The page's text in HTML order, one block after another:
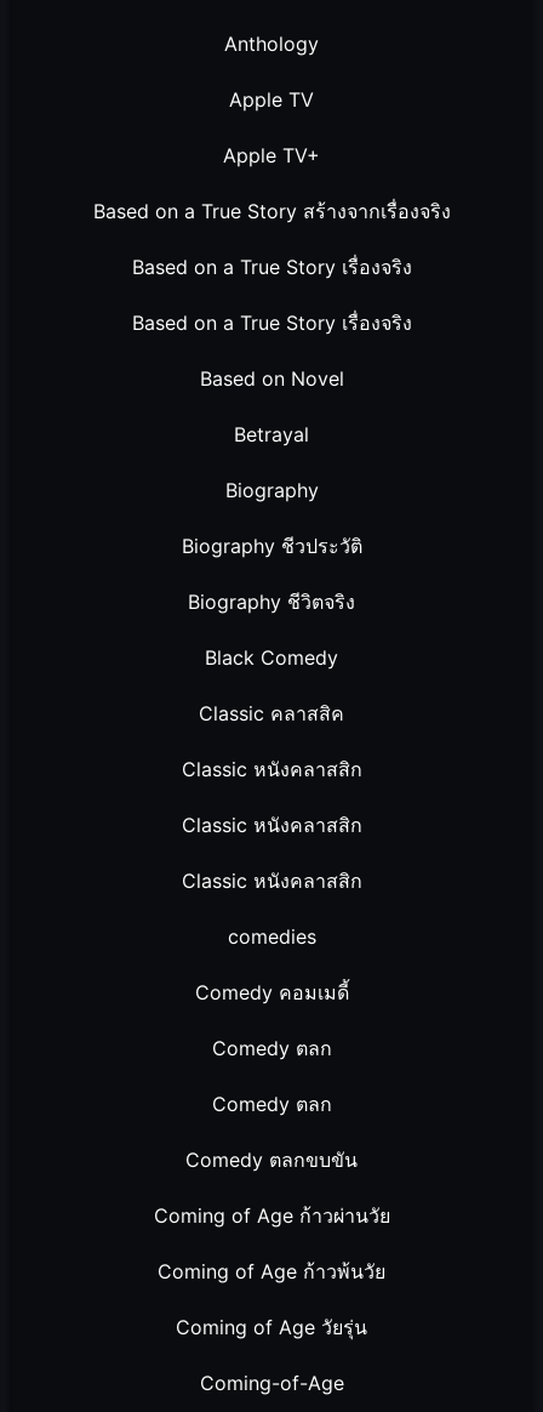
Anthology
Apple TV
Apple TV+
Based on a True Story สร้างจากเรื่องจริง
Based on a True Story เรื่องจริง
Based on a True Story เรื่องจริง
Based on Novel
Betrayal
Biography
Biography ชีวประวัติ
Biography ชีวิตจริง
Black Comedy
Classic คลาสสิค
Classic หนังคลาสสิก
Classic หนังคลาสสิก
Classic หนังคลาสสิก
comedies
Comedy คอมเมดี้
Comedy ตลก
Comedy ตลก
Comedy ตลกขบขัน
Coming of Age ก้าวผ่านวัย
Coming of Age ก้าวพ้นวัย
Coming of Age วัยรุ่น
Coming-of-Age